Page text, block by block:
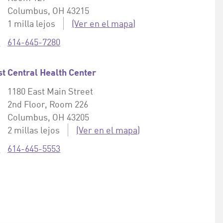
Columbus, OH 43215
Distancia:
1 milla lejos Externo:
(Ver en el mapa)
Teléfono:
614-645-7280
Central Health Center
Dirección:
1180 East Main Street
2nd Floor, Room 226
Columbus, OH 43205
Distancia:
2 millas lejos Externo:
(Ver en el mapa)
Teléfono:
614-645-5553